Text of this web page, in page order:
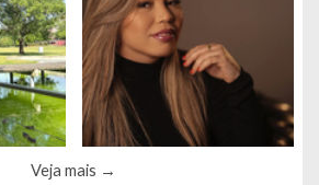
Veja mais